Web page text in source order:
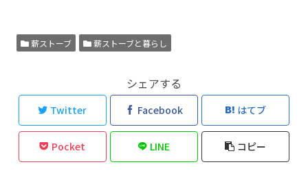
薪ストーブ 薪ストーブと暮らし
シェアする
Twitter Facebook はてブ
Pocket LINE コピー